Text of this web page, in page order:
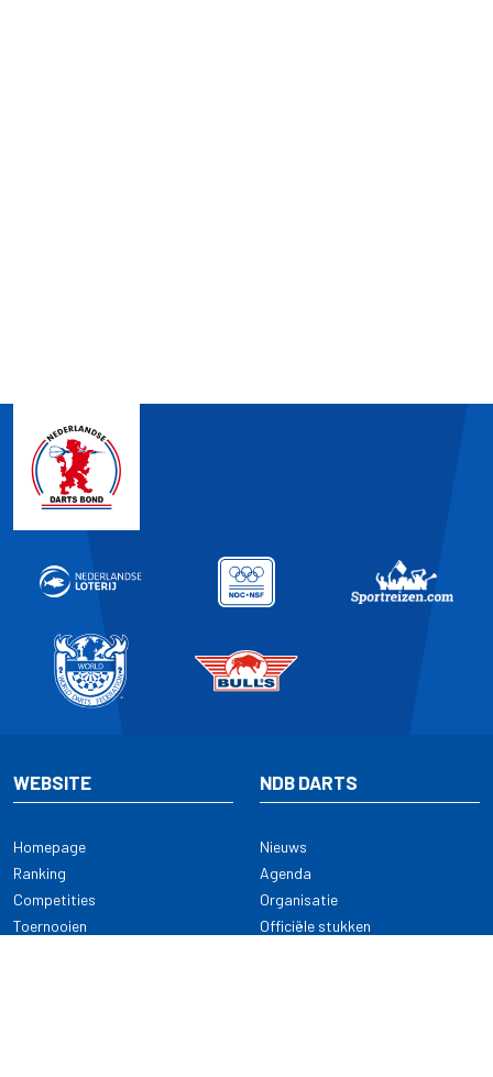
WEBSITE
Homepage
Ranking
Competities
Toernooien
NDB DARTS
Nieuws
Agenda
Organisatie
Officiële stukken